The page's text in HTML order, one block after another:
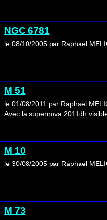
NGC 6781
le 08/10/2005 par Raphaël
M 51
le 01/08/2011 par Raphaël
Avec la supernova 2011dh
M 10
le 30/08/2005 par Raphaël
M 73